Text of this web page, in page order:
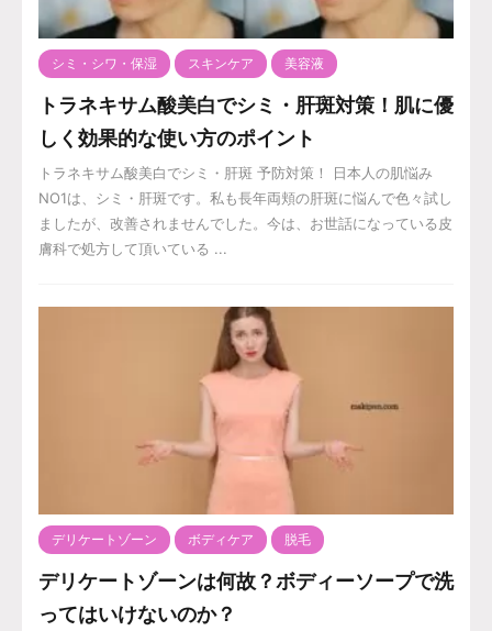
シミ・シワ・保湿 スキンケア 美容液
トラネキサム酸美白でシミ・肝斑対策！肌に優
しく効果的な使い方のポイント
トラネキサム酸美白でシミ・肝斑 予防対策！ 日本人の肌悩み
NO1は、シミ・肝斑です。私も長年両頬の肝斑に悩んで色々試し
ましたが、改善されませんでした。今は、お世話になっている皮
膚科で処方して頂いている ...
デリケートゾーン ボディケア 脱毛
デリケートゾーンは何故？ボディーソープで洗
ってはいけないのか？